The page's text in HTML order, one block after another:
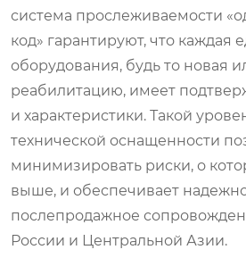
система прослеживаемости
код» гарантируют, что каждая
оборудования, будь то новая
реабилитацию, имеет
и характеристики. Такой
технической оснащенности
минимизировать риски, о
выше, и обеспечивает
послепродажное
России и Центральной Азии.